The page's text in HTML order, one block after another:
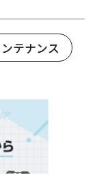
テナンス